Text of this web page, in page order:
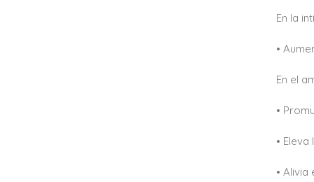
En la
•
En el
•
•
•